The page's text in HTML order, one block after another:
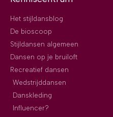
Het stijldansblog
De bioscoop
Stijldansen algemeen
Dansen op je bruiloft
Recreatief dansen
Wedstrijddansen
Danskleding
Influencer?